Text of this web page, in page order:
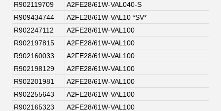
R902119709
A2FE28/61W-VAL040-S
R909434744
A2FE28/61W-VAL10 *SV*
R902247112
A2FE28/61W-VAL100
R902197815
A2FE28/61W-VAL100
R902160033
A2FE28/61W-VAL100
R902198129
A2FE28/61W-VAL100
R902201981
A2FE28/61W-VAL100
R902255643
A2FE28/61W-VAL100
R902165323
A2FE28/61W-VAL100